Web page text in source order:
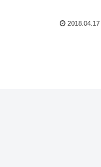
2018.04.17